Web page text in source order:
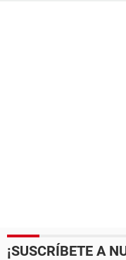
¡SUSCRÍBETE A